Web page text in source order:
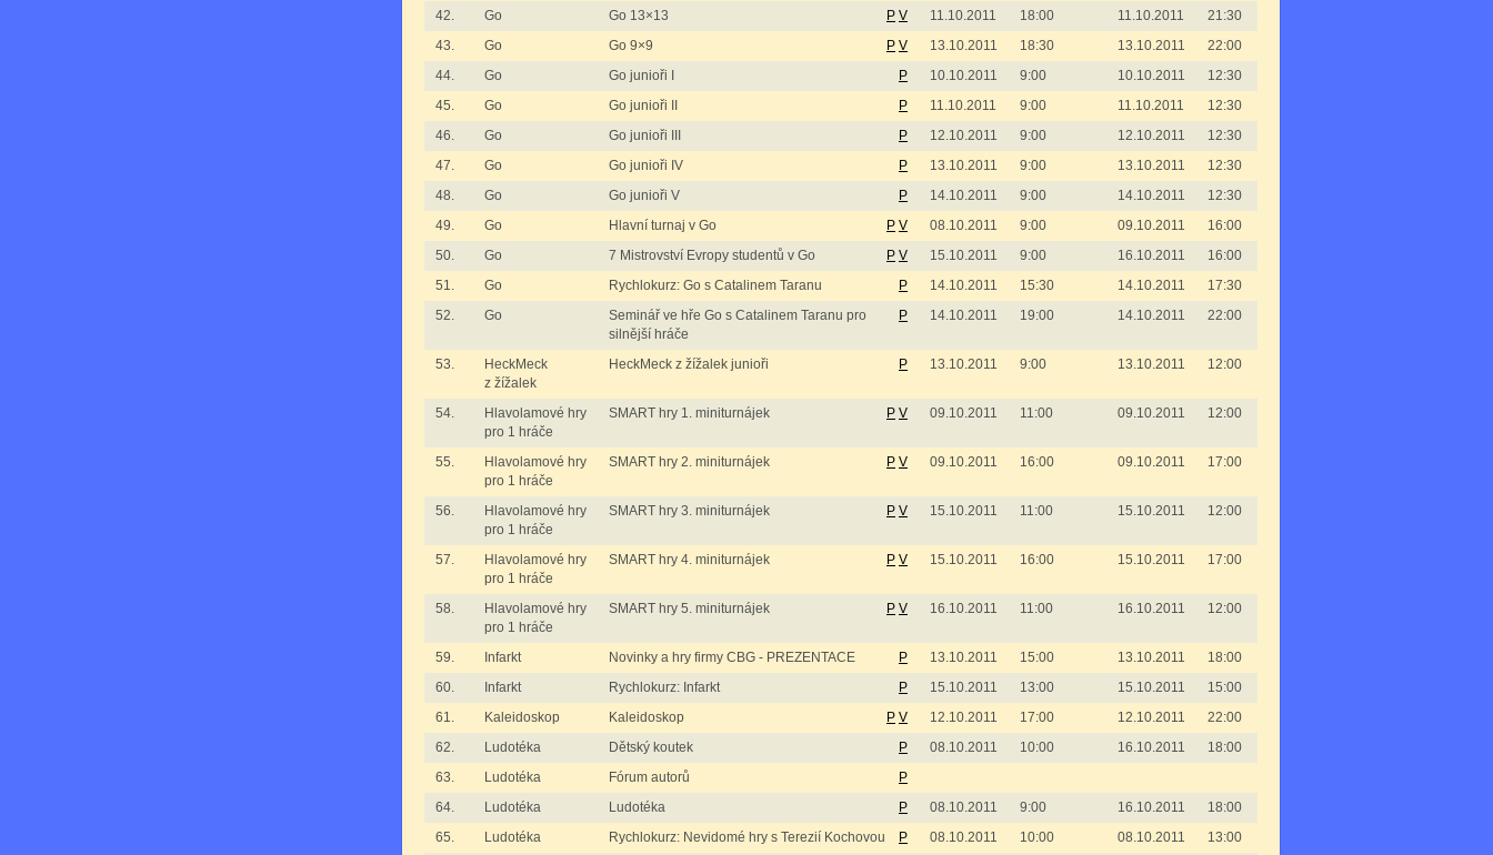
42.
Go Go 13×13 P V 11.10.2011 18:00 11.10.2011
21:30
43.
Go Go 9×9 P V 13.10.2011 18:30 13.10.2011
22:00
44.
Go Go junioři I P 10.10.2011 9:00 10.10.2011
12:30
45.
Go Go junioři II P 11.10.2011 9:00 11.10.2011
12:30
46.
Go Go junioři III P 12.10.2011 9:00 12.10.2011
12:30
47.
Go Go junioři IV P 13.10.2011 9:00 13.10.2011
12:30
48.
Go Go junioři V P 14.10.2011 9:00 14.10.2011
12:30
49.
Go Hlavní turnaj v Go P V 08.10.2011 9:00 09.10.2011
16:00
50.
Go 7 Mistrovství Evropy studentů v Go P V 15.10.2011 9:00 16.10.2011
16:00
51.
Go Rychlokurz: Go s Catalinem Taranu P 14.10.2011 15:30 14.10.2011
17:30
52.
Go
Seminář ve hře Go s Catalinem Taranu pro
silnější hráče
P 14.10.2011 19:00 14.10.2011 22:00
53.
HeckMeck
z žížalek
HeckMeck z žížalek junioři P 13.10.2011 9:00 13.10.2011 12:00
54.
Hlavolamové hry
pro 1 hráče
SMART hry 1. miniturnájek P V 09.10.2011 11:00 09.10.2011 12:00
55.
Hlavolamové hry
pro 1 hráče
SMART hry 2. miniturnájek P V 09.10.2011 16:00 09.10.2011 17:00
56.
Hlavolamové hry
pro 1 hráče
SMART hry 3. miniturnájek P V 15.10.2011 11:00 15.10.2011 12:00
57.
Hlavolamové hry
pro 1 hráče
SMART hry 4. miniturnájek P V 15.10.2011 16:00 15.10.2011 17:00
58.
Hlavolamové hry
pro 1 hráče
SMART hry 5. miniturnájek P V 16.10.2011 11:00 16.10.2011 12:00
59. Infarkt Novinky a hry firmy CBG - PREZENTACE P 13.10.2011 15:00 13.10.2011
18:00
60.
Infarkt Rychlokurz: Infarkt P 15.10.2011 13:00 15.10.2011
15:00
61.
Kaleidoskop Kaleidoskop P V 12.10.2011 17:00 12.10.2011
22:00
62.
Ludotéka Dětský koutek P 08.10.2011 10:00 16.10.2011
18:00
63.
Ludotéka Fórum autorů
P
64.
Ludotéka Ludotéka P 08.10.2011 9:00 16.10.2011
18:00
65.
Ludotéka Rychlokurz: Nevidomé hry s Terezií Kochovou P 08.10.2011 10:00 08.10.2011
13:00